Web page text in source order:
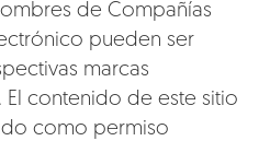
de Compañías
pueden ser
marcas
El contenido de este sitio
como permiso